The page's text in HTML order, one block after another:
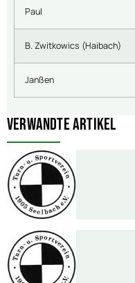
Paul
B. Zwitkowics (Haibach)
Janßen
Verwandte Artikel